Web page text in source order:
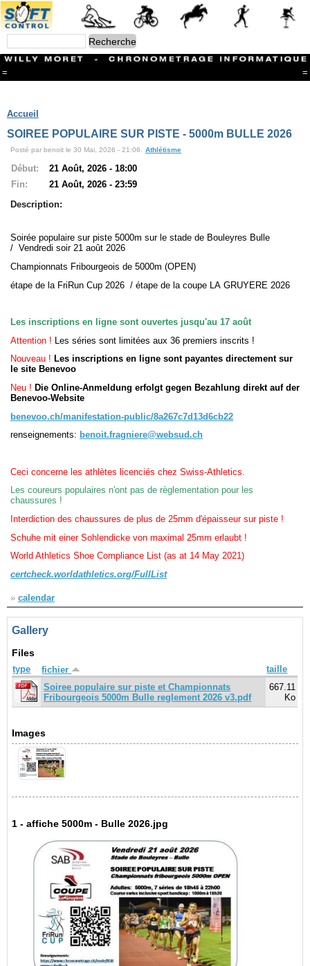
= =
Branches
CONTACT
Ski ALPIN
Triathlon
Ski Nordique
Courses à pieds
VTT
Caisse à savon
Coupe "Journal La Gruyère"
Hippisme
Archives
Navigation
recherche
site map
Ouverture de session
Nom d'utilisateur:
Mot de passe:
Demander un nouveau mot de passe
Accueil
SOIREE POPULAIRE SUR PISTE - 5000m BULLE 2026
Posté par benoit le 30 Mai, 2026 - 21:06. Athlétisme
Début:
21 Août, 2026 - 18:00
Fin:
21 Août, 2026 - 23:59
Description:
Soirée populaire sur piste 5000m sur le stade de Bouleyres Bulle
/ Vendredi soir 21 août 2026
Championnats Fribourgeois de 5000m (OPEN)
étape de la FriRun Cup 2026 / étape de la coupe LA GRUYERE 2026
Les inscriptions en ligne sont ouvertes jusqu'au 17 août
Attention ! Les séries sont limitées aux 36 premiers inscrits !
Nouveau ! Les inscriptions en ligne sont payantes directement sur
le site Benevoo
Neu ! Die Online-Anmeldung erfolgt gegen Bezahlung direkt auf der
Benevoo-Website
benevoo.ch/manifestation-public/8a267c7d13d6cb22
renseignements: benoit.fragniere@websud.ch
Ceci concerne les athlètes licenciés chez Swiss-Athletics.
Les coureurs populaires n'ont pas de règlementation pour les
chaussures !
Interdiction des chaussures de plus de 25mm d'épaisseur sur piste !
Schuhe mit einer Sohlendicke von maximal 25mm erlaubt !
World Athletics Shoe Compliance List (as at 14 May 2021)
certcheck.worldathletics.org/FullList
» calendar
Gallery
Files
type fichier
taille
Soiree populaire sur piste et Championnats
Fribourgeois 5000m Bulle reglement 2026 v3.pdf
667.11
Ko
Images
1 - affiche 5000m - Bulle 2026.jpg